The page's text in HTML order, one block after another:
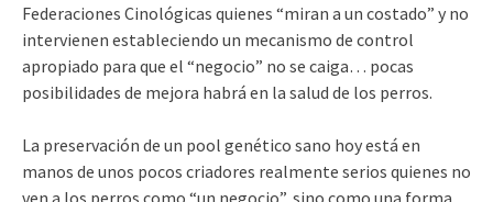
Federaciones Cinológicas quienes “miran a un costado” y no
intervienen estableciendo un mecanismo de control
apropiado para que el “negocio” no se caiga… pocas
posibilidades de mejora habrá en la salud de los perros.
La preservación de un pool genético sano hoy está en
manos de unos pocos criadores realmente serios quienes no